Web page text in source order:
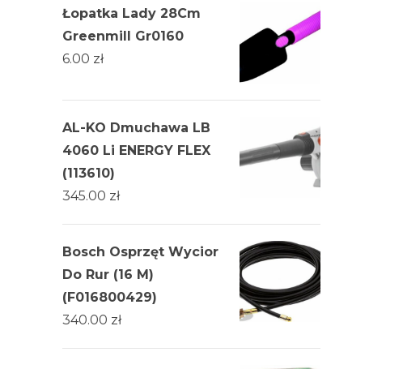
Łopatka Lady 28Cm
Greenmill Gr0160
6.00 zł
AL-KO Dmuchawa LB
4060 Li ENERGY FLEX
(113610)
345.00 zł
Bosch Osprzęt Wycior
Do Rur (16 M)
(F016800429)
340.00 zł